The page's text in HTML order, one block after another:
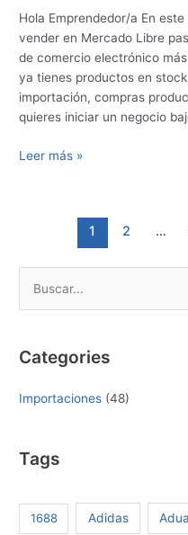
Hola Emprendedor/a En
vender en Mercado Libre
de comercio electrónico
ya tienes productos en
importación, compras
quieres iniciar un negocio
Leer más »
1 2 …
c
o
Categories
Importaciones (48)
Tags
1688 Adidas